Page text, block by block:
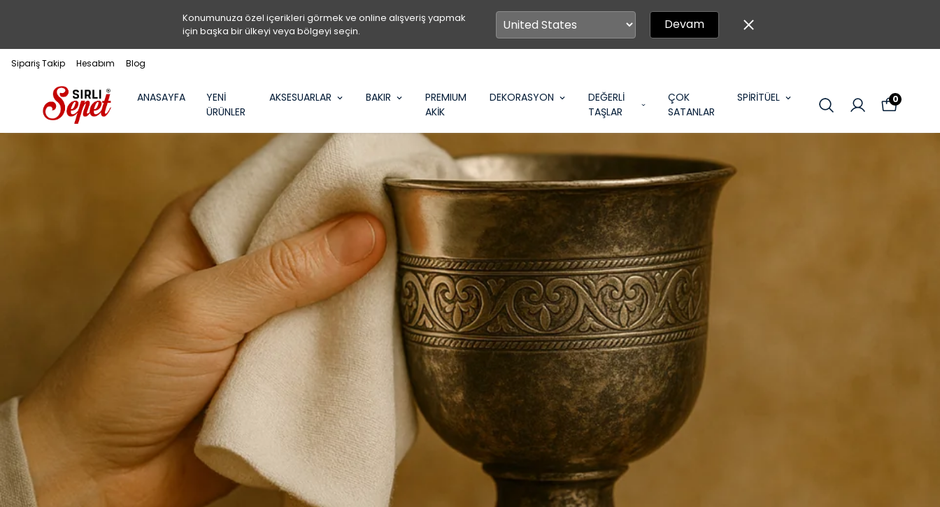
Konumunuza özel içerikleri görmek ve online alışveriş yapmak
için başka bir ülkeyi veya bölgeyi seçin.
Devam
Sipariş Takip Hesabım Blog
ANASAYFA
YENİ
ÜRÜNLER
AKSESUARLAR BAKIR
PREMIUM
AKİK
DEKORASYON
DEĞERLİ
TAŞLAR
ÇOK
SATANLAR
SPİRİTÜEL 0